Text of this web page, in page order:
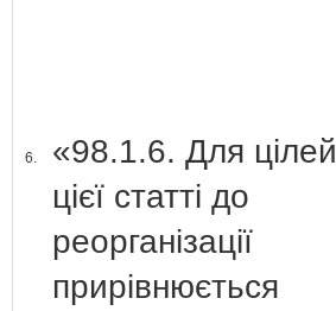
6.
«98.1.6. Для цілей
цієї статті до
реорганізації
прирівнюється